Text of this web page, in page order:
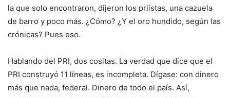
la que solo encontraron, dijeron los priistas, una cazuela
de barro y poco más. ¿Cómo? ¿Y el oro hundido, según las
crónicas? Pues eso.
Hablando del PRI, dos cositas. La verdad que dice que el
PRI construyó 11 líneas, es incompleta. Dígase: con dinero
más que nada, federal. Dinero de todo el país. Así,